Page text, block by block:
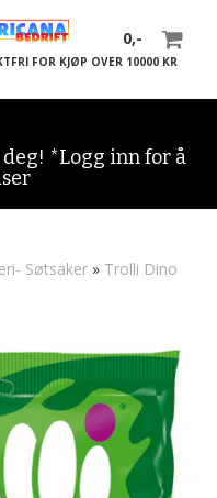
0,-
FOR KJØP OVER 10000 KR
*Logg inn for å
Søtsaker » Trolli Dino